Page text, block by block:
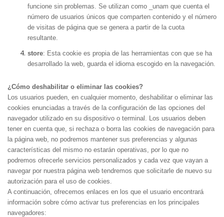
funcione sin problemas. Se utilizan como _unam que cuenta el
número de usuarios únicos que comparten contenido y el número
de visitas de página que se genera a partir de la cuota
resultante.
store: Esta cookie es propia de las herramientas con que se ha
desarrollado la web, guarda el idioma escogido en la navegación.
¿Cómo deshabilitar o eliminar las cookies?
Los usuarios pueden, en cualquier momento, deshabilitar o eliminar las
cookies enunciadas a través de la configuración de las opciones del
navegador utilizado en su dispositivo o terminal. Los usuarios deben
tener en cuenta que, si rechaza o borra las cookies de navegación para
la página web, no podremos mantener sus preferencias y algunas
características del mismo no estarán operativas, por lo que no
podremos ofrecerle servicios personalizados y cada vez que vayan a
navegar por nuestra página web tendremos que solicitarle de nuevo su
autorización para el uso de cookies.
A continuación, ofrecemos enlaces en los que el usuario encontrará
información sobre cómo activar tus preferencias en los principales
navegadores: